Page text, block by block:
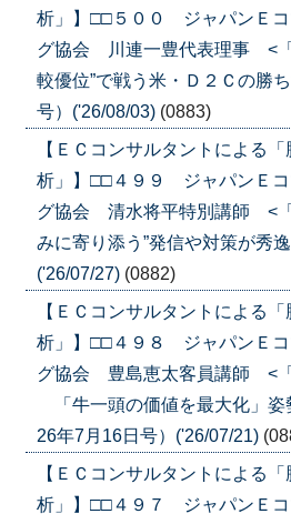
析」】□□５００ ジャパンＥコ
グ協会 川連一豊代表理事 <
較優位”で戦う米・Ｄ２Ｃの勝
号）('26/08/03) (0883)
【ＥＣコンサルタントによる
析」】□□４９９ ジャパンＥコ
グ協会 清水将平特別講師 <「
みに寄り添う”発信や対策が秀
('26/07/27) (0882)
【ＥＣコンサルタントによる
析」】□□４９８ ジャパンＥコ
グ協会 豊島恵太客員講師 <
「牛一頭の価値を最大化」姿
26年7月16日号）('26/07/21)
【ＥＣコンサルタントによる
析」】□□４９７ ジャパンＥコ